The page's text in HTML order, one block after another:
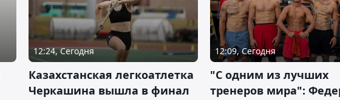
12:24, Сегодня
Казахстанская легкоатлетка
Черкашина вышла в финал
12:09, Сегодня
"С одним из лучших
тренеров мира":